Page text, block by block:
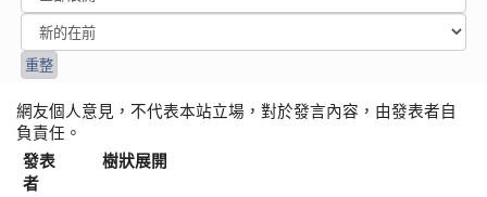
網友個人意見，不代表本站立場，對於發言內容，由發表者自
負責任。
發表
者
樹狀展開